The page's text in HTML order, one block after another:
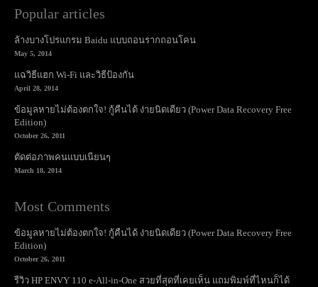
Popular articles
ล้างบางโปรแกรม Baidu แบบถอนรากถอนโคน
May 5, 2014
แฉวิธีแฮก Wi-Fi และวิธีป้องกัน
April 28, 2014
ข้อมูลหายไม่ต้องตกใจ! กู้คืนได้ ง่ายนิดเดียว (Power Data Recovery Free
Edition)
October 26, 2011
ตัดต่อภาพคนแบบเนียนๆ
March 18, 2014
Most Comments
ข้อมูลหายไม่ต้องตกใจ! กู้คืนได้ ง่ายนิดเดียว (Power Data Recovery Free
Edition)
October 26, 2011
รีวิว HP ENVY 110 e-All-in-One สวยที่สุดที่เคยเห็น แถมพิมพ์ที่ไหนก็ได้